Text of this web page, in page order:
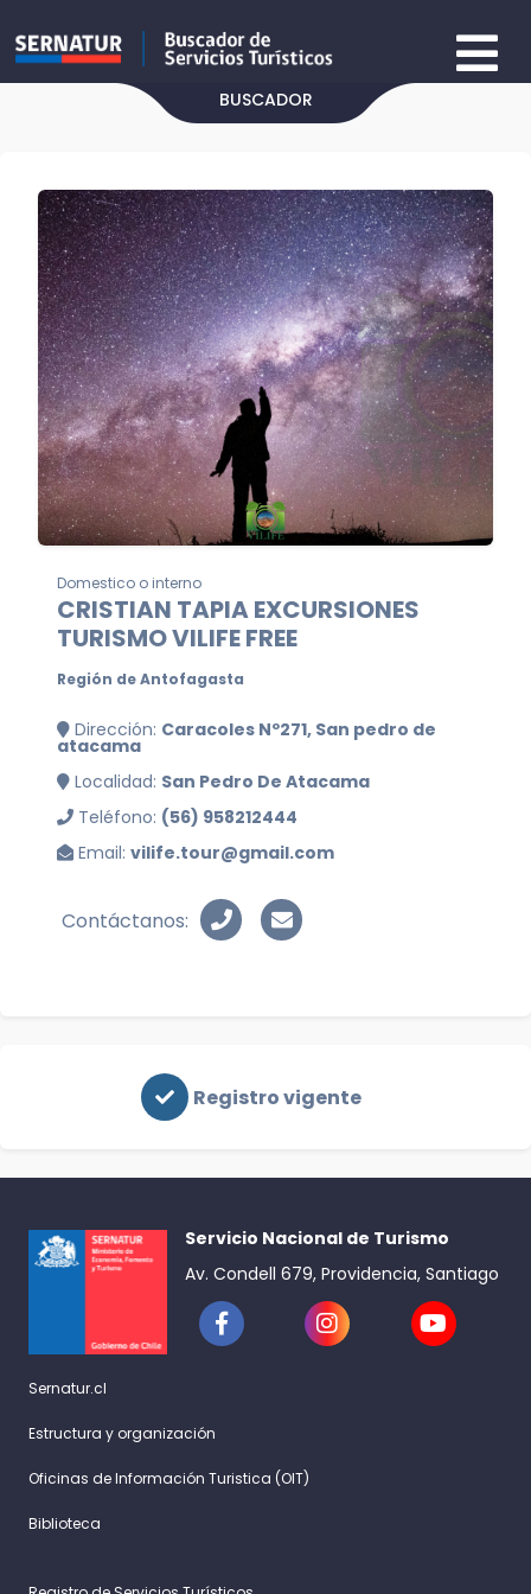
BUSCADOR
Domestico o interno
CRISTIAN TAPIA EXCURSIONES
TURISMO VILIFE FREE
Región de Antofagasta
Dirección: Caracoles Nº271, San pedro de
atacama
Localidad: San Pedro De Atacama
Teléfono: (56) 958212444
Email: vilife.tour@gmail.com
Contáctanos:
Registro vigente
Servicio Nacional de Turismo
Av. Condell 679, Providencia, Santiago
Sernatur.cl
Estructura y organización
Oficinas de Información Turistica (OIT)
Biblioteca